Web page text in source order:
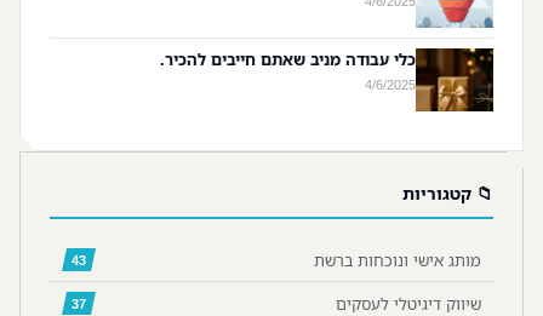
כלי עבודה מניב שאתם חייבים להכיר.
4/6/2025
📁 קטגוריות
מותג אישי ונוכחות ברשת 43
שיווק דיגיטלי לעסקים 37